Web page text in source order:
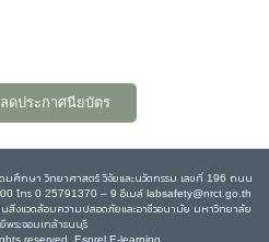
ดประกาศนียบัตร
มศึกษา วิทยาศาสตร์ วิจัยและนวัตกรรม เลขที่ 196 ถนน
โทร 0 25791370 – 9 อีเมล์ labsafety@nrct.go.th
งแวดล้อมความปลอดภัยและอาชีวอนามัย มหาวิทยาลัย
พระจอมเกล้าธนบุรี